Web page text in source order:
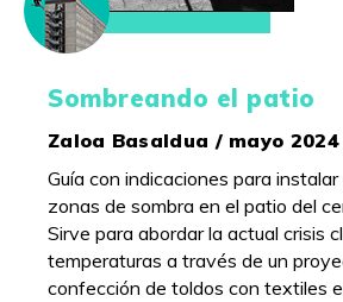
Sombreando el patio
Zaloa Basaldua / mayo 2024
Guía con indicaciones para
zonas de sombra en el patio del
Sirve para abordar la actual crisis
temperaturas a través de un
confección de toldos con textiles